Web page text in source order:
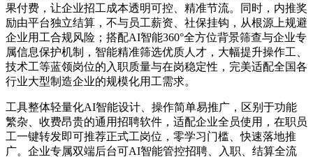
果付费，让企业招工成本透明可控、精准节流。同时，内推奖
励由平台独立结算，不与员工薪资、社保挂钩，从根源上规避
企业用工合规风险；搭配AI智能360°全方位背景筛查与企业专
属信息保护机制，智能精准筛选优质人才，大幅提升操作工、
技术工等蓝领岗位的入职质量与在岗稳定性，完美适配全国各
行业大型制造企业的规模化用工需求。
工具整体轻量化AI智能设计、操作简单易推广，区别于功能
繁杂、收费昂贵的通用招聘软件，适配企业全员使用，在职员
工一键转发即可推荐正式工岗位，零学习门槛、快速落地推
广。企业专属双端后台可AI智能管控招聘、入职、结算全流